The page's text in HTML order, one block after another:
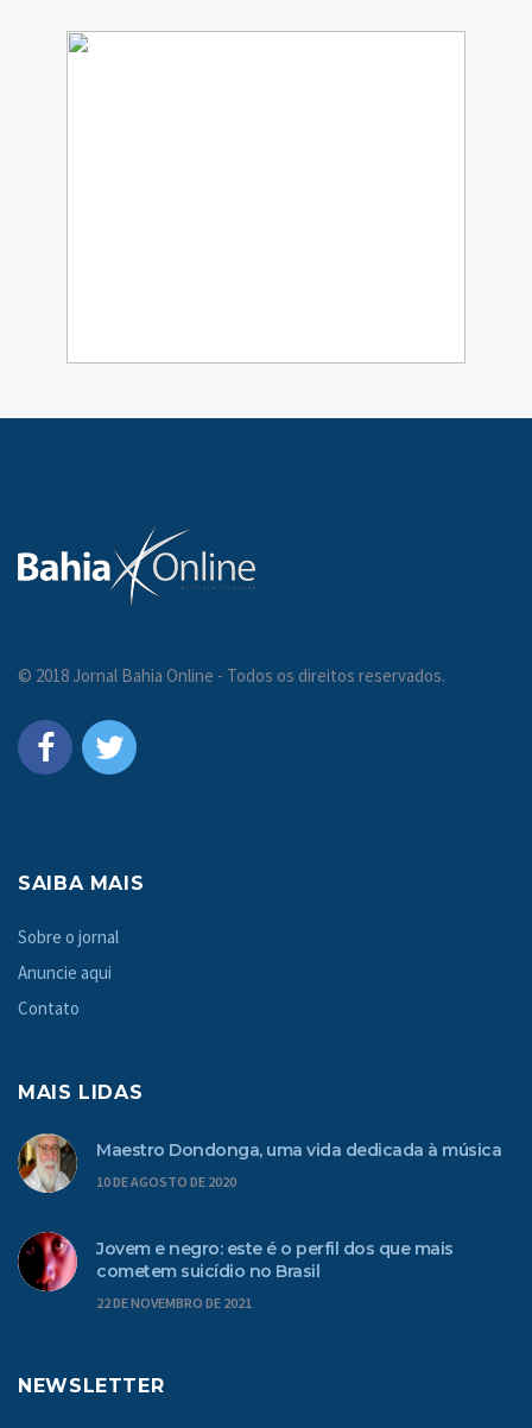
© 2018 Jornal Bahia Online - Todos os direitos reservados.
SAIBA MAIS
Sobre o jornal
Anuncie aqui
Contato
MAIS LIDAS
Maestro Dondonga, uma vida dedicada à música
10 DE AGOSTO DE 2020
Jovem e negro: este é o perfil dos que mais
cometem suicídio no Brasil
22 DE NOVEMBRO DE 2021
NEWSLETTER